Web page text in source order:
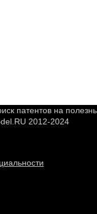
патентов на
2012-2024